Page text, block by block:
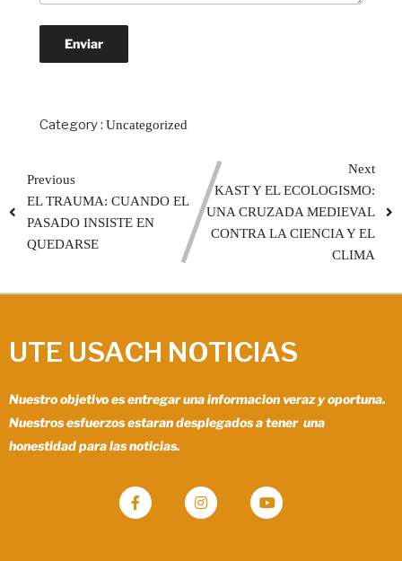
Category : Uncategorized
Previous
EL TRAUMA: CUANDO EL
PASADO INSISTE EN
QUEDARSE
Next
KAST Y EL ECOLOGISMO:
UNA CRUZADA MEDIEVAL
CONTRA LA CIENCIA Y EL
CLIMA
UTE USACH NOTICIAS
Nuestro objetivo es entregar una informacion veraz y oportuna.
Nuestros esfuerzos estaran desplegados a tener una
honestidad para las noticias.